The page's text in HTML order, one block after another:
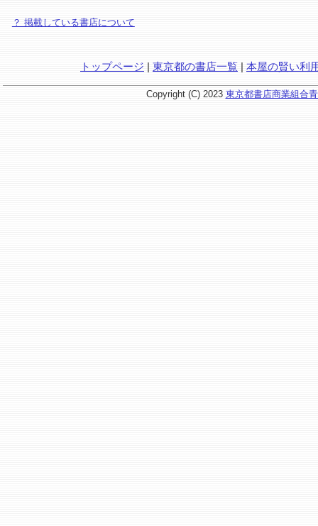
？ 掲載している書店について
トップページ | 東京都の書店一覧 | 本屋の賢い利
Copyright (C) 2023 東京都書店商業組合